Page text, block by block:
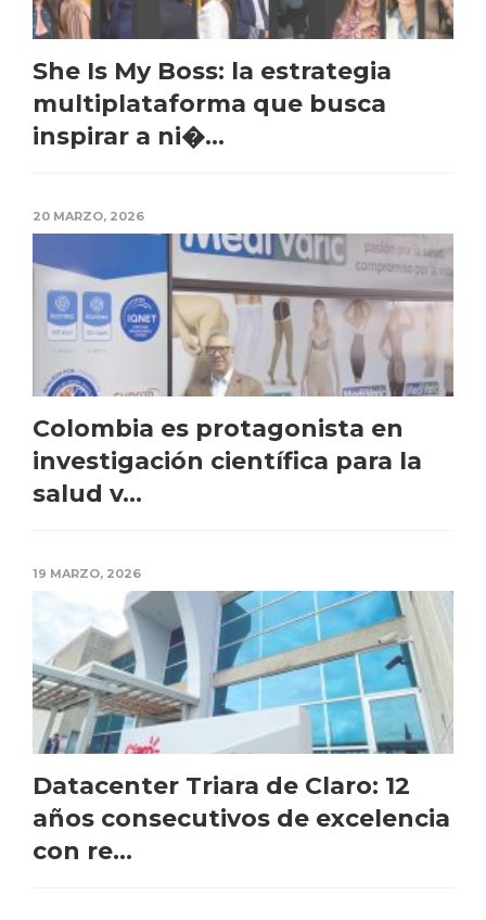
She Is My Boss: la estrategia
multiplataforma que busca
inspirar a ni�...
20 MARZO, 2026
Colombia es protagonista en
investigación científica para la
salud v...
19 MARZO, 2026
Datacenter Triara de Claro: 12
años consecutivos de excelencia
con re...